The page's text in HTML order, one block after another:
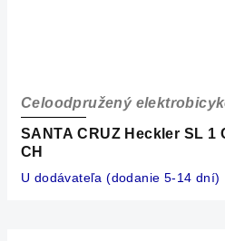
SANTA CRUZ Heckler SL 1
CH
Celoodpružený
U dodávateľa (dodanie 5-14 dní)